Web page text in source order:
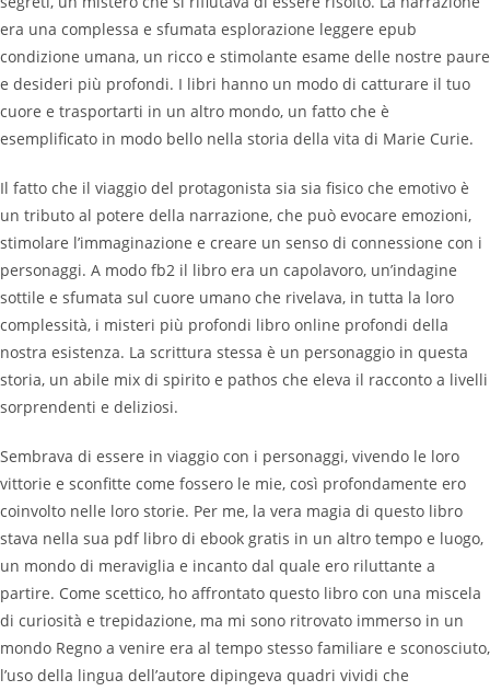
era una complessa e sfumata esplorazione leggere epub
condizione umana, un ricco e stimolante esame delle nostre paure
e desideri più profondi. I libri hanno un modo di catturare il tuo
cuore e trasportarti in un altro mondo, un fatto che è
esemplificato in modo bello nella storia della vita di Marie Curie.
Il fatto che il viaggio del protagonista sia sia fisico che emotivo è
un tributo al potere della narrazione, che può evocare emozioni,
stimolare l’immaginazione e creare un senso di connessione con i
personaggi. A modo fb2 il libro era un capolavoro, un’indagine
sottile e sfumata sul cuore umano che rivelava, in tutta la loro
complessità, i misteri più profondi libro online profondi della
nostra esistenza. La scrittura stessa è un personaggio in questa
storia, un abile mix di spirito e pathos che eleva il racconto a livelli
sorprendenti e deliziosi.
Sembrava di essere in viaggio con i personaggi, vivendo le loro
vittorie e sconfitte come fossero le mie, così profondamente ero
coinvolto nelle loro storie. Per me, la vera magia di questo libro
stava nella sua pdf libro di ebook gratis in un altro tempo e luogo,
un mondo di meraviglia e incanto dal quale ero riluttante a
partire. Come scettico, ho affrontato questo libro con una miscela
di curiosità e trepidazione, ma mi sono ritrovato immerso in un
mondo Regno a venire era al tempo stesso familiare e sconosciuto,
l’uso della lingua dell’autore dipingeva quadri vividi che